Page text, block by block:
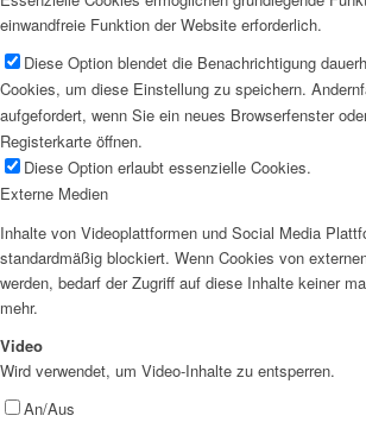
einwandfreie Funktion der Website erforderlich.
Diese Option blendet die Benachrichtigung
Cookies, um diese Einstellung zu speichern.
aufgefordert, wenn Sie ein neues Browserfenster
Registerkarte öffnen.
Diese Option erlaubt essenzielle Cookies.
Externe Medien
Inhalte von Videoplattformen und Social Media
standardmäßig blockiert. Wenn Cookies von
werden, bedarf der Zugriff auf diese Inhalte keiner
mehr.
Video
Wird verwendet, um Video-Inhalte zu entsperren.
An/Aus